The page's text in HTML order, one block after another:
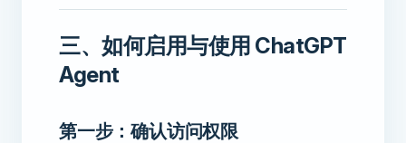
三、如何启用与使用 ChatGPT
Agent
第一步：确认访问权限